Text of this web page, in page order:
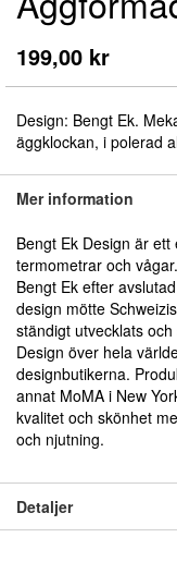
199,00 kr
Design: Bengt Ek.
äggklockan, i polerad
av
bildgalleriet
Mer information
Bengt Ek Design är
termometrar och
Bengt Ek efter
design mötte
ständigt utvecklats
Design över hela
designbutikerna.
annat MoMA i New
kvalitet och skönhet
och njutning.
Detaljer